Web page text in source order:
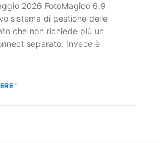
2026 FotoMagico 6.9
sistema di gestione delle
che non richiede più un
separato. Invece è
"